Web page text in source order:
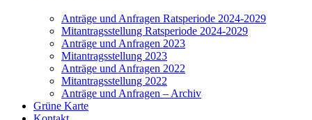
Anträge und Anfragen Ratsperiode 2024-2029
Mitantragsstellung Ratsperiode 2024-2029
Anträge und Anfragen 2023
Mitantragsstellung 2023
Anträge und Anfragen 2022
Mitantragsstellung 2022
Anträge und Anfragen – Archiv
Grüne Karte